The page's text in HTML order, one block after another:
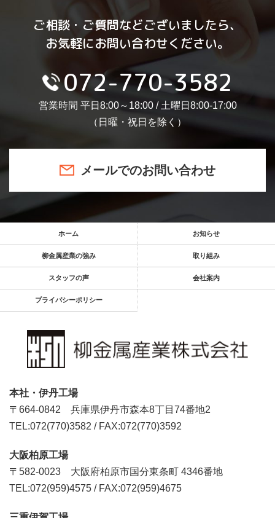
ご相談・ご質問などございましたら、
お気軽にお問い合わせください。
072-770-3582
営業時間 平日8:00～18:00 / 土曜日8:00-17:00
（日曜・祝日を除く）
メールでのお問い合わせ
ホーム お知らせ
柳金属産業の強み 取り組み
スタッフの声 会社案内
プライバシーポリシー
本社・伊丹工場
〒664-0842 兵庫県伊丹市森本8丁目74番地2
TEL:072(770)3582 / FAX:072(770)3592
大阪柏原工場
〒582-0023 大阪府柏原市国分東条町 4346番地
TEL:072(959)4575 / FAX:072(959)4675